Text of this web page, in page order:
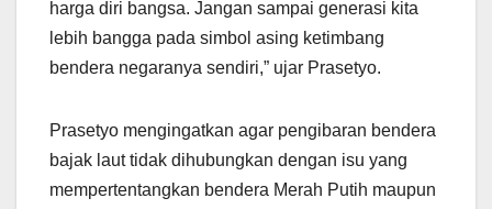
harga diri bangsa. Jangan sampai generasi kita
lebih bangga pada simbol asing ketimbang
bendera negaranya sendiri,” ujar Prasetyo.
Prasetyo mengingatkan agar pengibaran bendera
bajak laut tidak dihubungkan dengan isu yang
mempertentangkan bendera Merah Putih maupun